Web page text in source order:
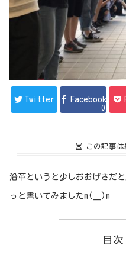
Twitter Facebook
0
この記事は
沿革というと少しおおげさだ
っと書いてみましたm(__)m
目次